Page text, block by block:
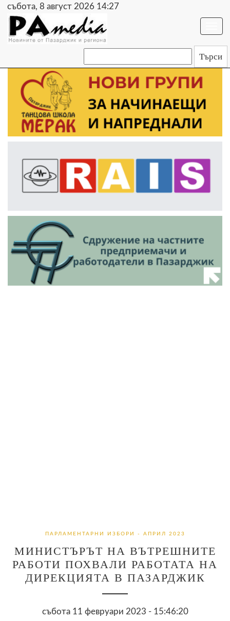
събота, 8 август 2026 14:27
ПАРЛАМЕНТАРНИ ИЗБОРИ - АПРИЛ 2023
МИНИСТЪРЪТ НА ВЪТРЕШНИТЕ
РАБОТИ ПОХВАЛИ РАБОТАТА НА
ДИРЕКЦИЯТА В ПАЗАРДЖИК
събота 11 февруари 2023 - 15:46:20